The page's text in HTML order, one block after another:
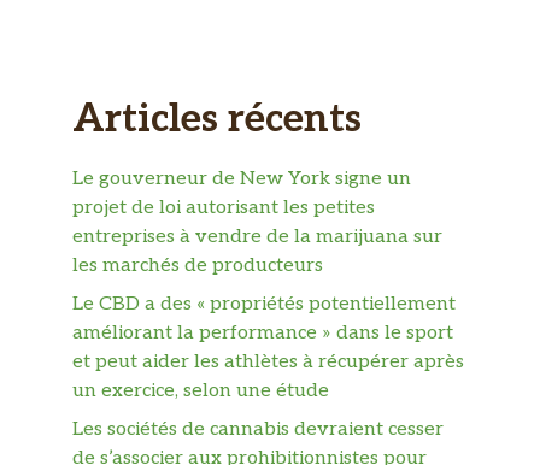
Articles récents
Le gouverneur de New York signe un
projet de loi autorisant les petites
entreprises à vendre de la marijuana sur
les marchés de producteurs
Le CBD a des « propriétés potentiellement
améliorant la performance » dans le sport
et peut aider les athlètes à récupérer après
un exercice, selon une étude
Les sociétés de cannabis devraient cesser
de s’associer aux prohibitionnistes pour